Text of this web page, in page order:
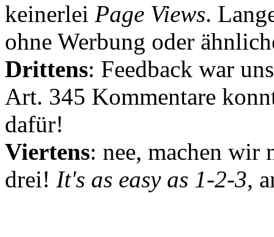
keinerlei Page Views.
ohne Werbung oder
Drittens: Feedback war
Art. 345 Kommentare
dafür!
Viertens: nee, machen wir
drei! It's as easy as 1-2-3,